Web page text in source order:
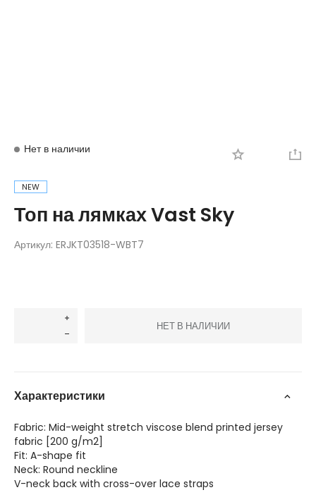
Нет в наличии
NEW
Топ на лямках Vast Sky
Артикул: ERJKT03518-WBT7
НЕТ В НАЛИЧИИ
Характеристики
Fabric: Mid-weight stretch viscose blend printed jersey
fabric [200 g/m2]
Fit: A-shape fit
Neck: Round neckline
V-neck back with cross-over lace straps